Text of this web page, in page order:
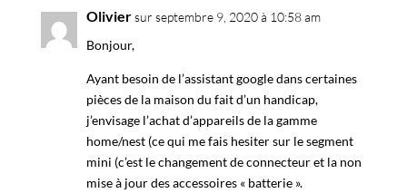
Oliviersur septembre 9, 2020 à 10:58 am
Bonjour,
Ayant besoin de l’assistant google dans certaines
pièces de la maison du fait d’un handicap,
j’envisage l’achat d’appareils de la gamme
home/nest (ce qui me fais hesiter sur le segment
mini (c’est le changement de connecteur et la non
mise à jour des accessoires « batterie ».